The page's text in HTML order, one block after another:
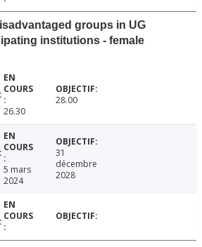
groups in UG
institutions - female
26.30
28.00
5 mars
2024
31
décembre
2028